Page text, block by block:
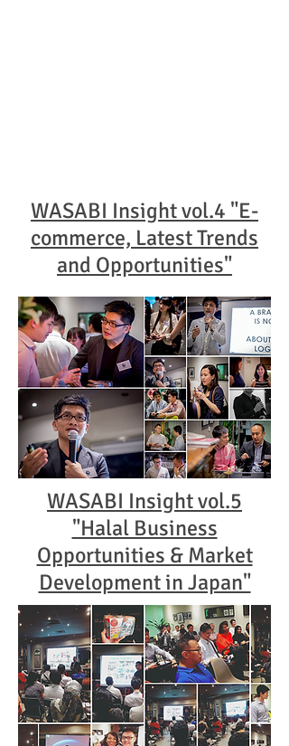
WASABI Insight vol.4 "E-
commerce, Latest Trends
and Opportunities"​
WASABI Insight vol.5
"Halal Business
Opportunities & Market
Development in Japan"